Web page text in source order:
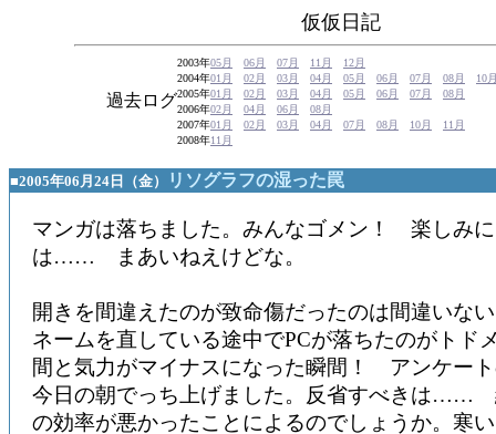
仮仮日記
過去ログ
2003年05月 06月 07月 11月
12月
2004年01月 02月 03月 04月 05月 06月 07月 08月
10
2005年01月 02月 03月 04月 05月 06月 07月
08月
2006年02月 04月 06月
08月
2007年01月 02月 03月 04月 07月 08月 10月
11月
2008年11月
■2005年06月24日（金） リソグラフの湿った罠
マンガは落ちました。みんなゴメン！ 楽しみ
は…… まあいねえけどな。
開きを間違えたのが致命傷だったのは間違いな
ネームを直している途中でPCが落ちたのがトド
間と気力がマイナスになった瞬間！ アンケー
今日の朝でっち上げました。反省すべきは……
の効率が悪かったことによるのでしょうか。寒